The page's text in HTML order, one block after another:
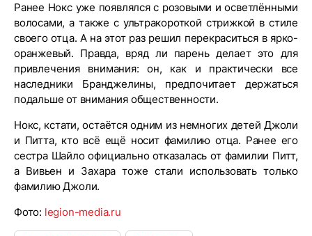
Ранее Нокс уже появлялся с розовыми и осветлёнными
волосами, а также с ультракороткой стрижкой в стиле
своего отца. А на этот раз решил перекраситься в ярко-
оранжевый. Правда, вряд ли парень делает это для
привлечения внимания: он, как и практически все
наследники Бранджелины, предпочитает держаться
подальше от внимания общественности.
Нокс, кстати, остаётся одним из немногих детей Джоли
и Питта, кто всё ещё носит фамилию отца. Ранее его
сестра Шайло официально отказалась от фамилии Питт,
а Вивьен и Захара тоже стали использовать только
фамилию Джоли.
Фото: legion-media.ru